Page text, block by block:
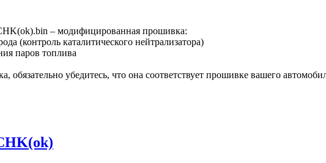
– модифицированная прошивка:
(контроль каталитического нейтрализатора)
паров топлива
убедитесь, что она соответствует прошивке вашего